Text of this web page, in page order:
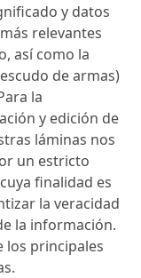
y datos
relevantes
así como la
de armas)
la
y edición de
láminas nos
un estricto
finalidad es
la veracidad
la información.
los principales